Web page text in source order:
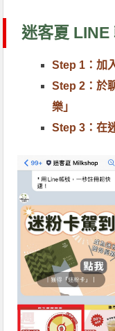
迷客夏 LINE
Step 1：加
Step 2：於
樂」
Step 3：在